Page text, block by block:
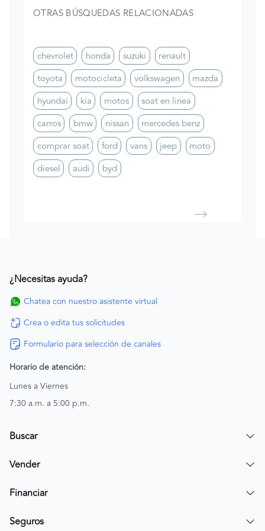
OTRAS BÚSQUEDAS RELACIONADAS
chevrolet honda suzuki
renault
toyota
motocicleta volkswagen
mazda
hyundai
kia motos
soat en linea
carros
bmw nissan
mercedes benz
comprar soat
ford vans jeep
moto
diesel
audi byd
¿Necesitas ayuda?
Chatea con nuestro asistente virtual
Crea o edita tus solicitudes
Formulario para selección de canales
Horario de atención:
Lunes a Viernes
7:30 a.m. a 5:00 p.m.
Buscar
Encuentra un carro
Vender
Publicar mi vehículo
Financiar
Simular crédito
Seguros